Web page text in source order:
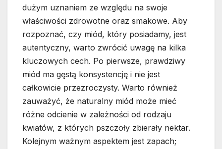
dużym uznaniem ze względu na swoje
właściwości zdrowotne oraz smakowe. Aby
rozpoznać, czy miód, który posiadamy, jest
autentyczny, warto zwrócić uwagę na kilka
kluczowych cech. Po pierwsze, prawdziwy
miód ma gęstą konsystencję i nie jest
całkowicie przezroczysty. Warto również
zauważyć, że naturalny miód może mieć
różne odcienie w zależności od rodzaju
kwiatów, z których pszczoły zbierały nektar.
Kolejnym ważnym aspektem jest zapach;